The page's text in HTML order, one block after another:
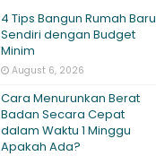
4 Tips Bangun Rumah Baru
Sendiri dengan Budget
Minim
August 6, 2026
Cara Menurunkan Berat
Badan Secara Cepat
dalam Waktu 1 Minggu
Apakah Ada?